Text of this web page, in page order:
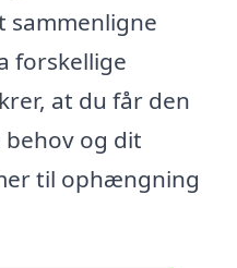
sammenligne
forskellige
at du får den
og dit
til ophængning